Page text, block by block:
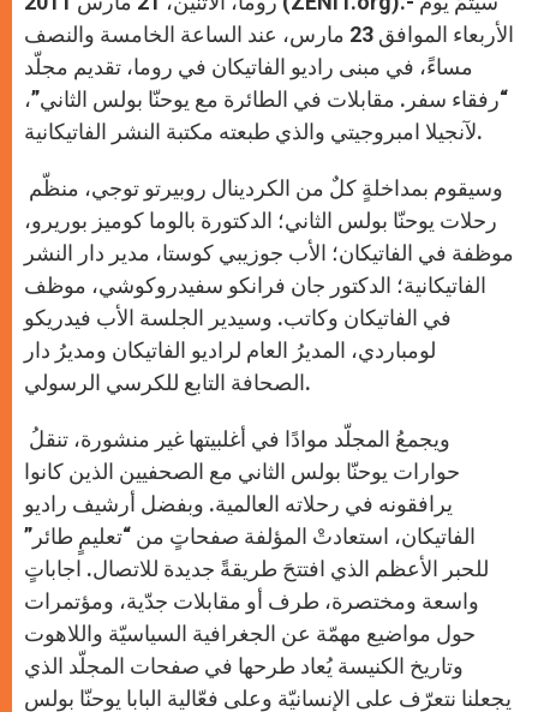
p e
r
k
الأربعاء الموافق 23 مارس، عند الساعة الخامسة والنصف
مساءً، في مبنى راديو الفاتيكان في روما، تقديم مجلّد
“رفقاء سفر. مقابلات في الطائرة مع يوحنّا بولس الثاني”،
لآنجيلا امبروجيتي والذي طبعته مكتبة النشر الفاتيكانية.
رحلات يوحنّا بولس الثاني؛ الدكتورة بالوما كوميز بوريرو،
موظفة في الفاتيكان؛ الأب جوزيبي كوستا، مدير دار النشر
الفاتيكانية؛ الدكتور جان فرانكو سفيدروكوشي، موظف
في الفاتيكان وكاتب. وسيدير الجلسة الأب فيدريكو
لومباردي، المديرُ العام لراديو الفاتيكان ومديرُ دار
الصحافة التابع للكرسي الرسولي.
حوارات يوحنّا بولس الثاني مع الصحفيين الذين كانوا
يرافقونه في رحلاته العالمية. وبفضل أرشيف راديو
الفاتيكان، استعادتْ المؤلفة صفحاتٍ من “تعليمٍ طائر”
للحبر الأعظم الذي افتتحَ طريقةً جديدة للاتصال. اجاباتٍ
واسعة ومختصرة، طرف أو مقابلات جدّية، ومؤتمرات
حول مواضيع مهمّة عن الجغرافية السياسيّة واللاهوت
وتاريخ الكنيسة يُعاد طرحها في صفحات المجلّد الذي
يجعلنا نتعرّف على الإنسانيّة وعلى فعّالية البابا يوحنّا بولس